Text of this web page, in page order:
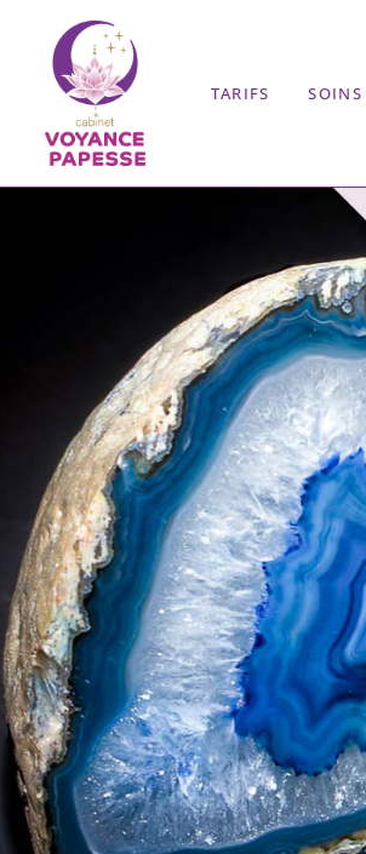
TARIFS SOINS